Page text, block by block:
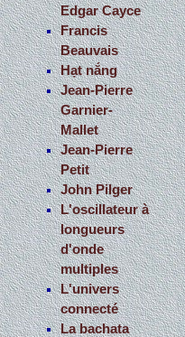
Edgar Cayce
Francis
Beauvais
Hạt nắng
Jean-Pierre
Garnier-
Mallet
Jean-Pierre
Petit
John Pilger
L'oscillateur à
longueurs
d'onde
multiples
L'univers
connecté
La bachata